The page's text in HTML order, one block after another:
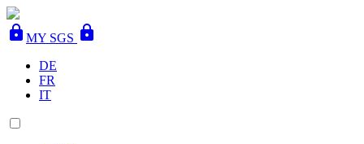
lock MY SGS lock
DE
FR
IT